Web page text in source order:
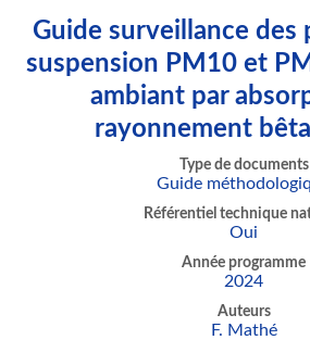
Guide surveillance des
suspension PM10 et
ambiant par
rayonnement
Type de documents
Guide
Référentiel technique
Oui
Année programme
2024
Auteurs
F. Mathé